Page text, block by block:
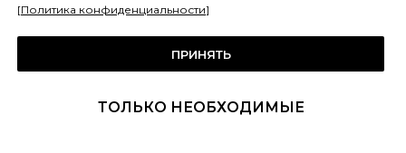
[Политика конфиденциальности]
ПРИНЯТЬ
ТОЛЬКО НЕОБХОДИМЫЕ